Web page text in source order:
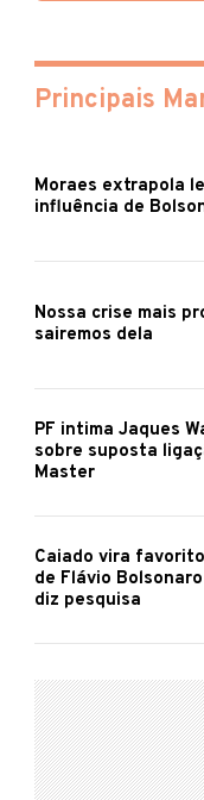
Principais
Moraes extrapola
influência de
Nossa crise mais
sairemos dela
PF intima Jaques
sobre suposta
Master
Caiado vira
de Flávio
diz pesquisa